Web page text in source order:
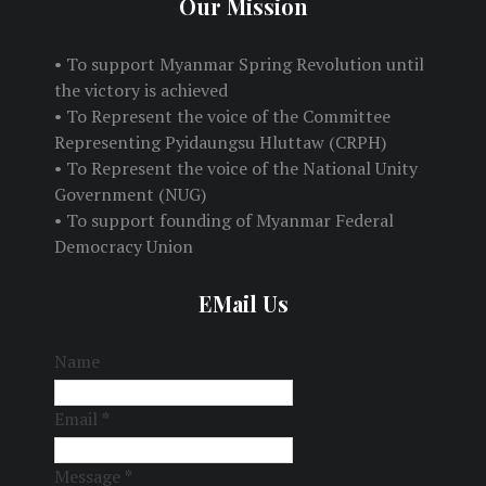
Our Mission
• To support Myanmar Spring Revolution until
the victory is achieved
• To Represent the voice of the Committee
Representing Pyidaungsu Hluttaw (CRPH)
• To Represent the voice of the National Unity
Government (NUG)
• To support founding of Myanmar Federal
Democracy Union
EMail Us
Name
Email *
Message *